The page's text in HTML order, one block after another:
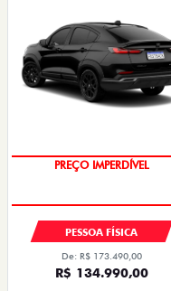
PREÇO IMPERDÍVEL
PESSOA FÍSICA
De: R$ 173.490,00
R$ 134.990,00